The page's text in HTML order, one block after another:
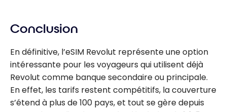
Conclusion
En définitive, l’eSIM Revolut représente une option
intéressante pour les voyageurs qui utilisent déjà
Revolut comme banque secondaire ou principale.
En effet, les tarifs restent compétitifs, la couverture
s’étend à plus de 100 pays, et tout se gère depuis